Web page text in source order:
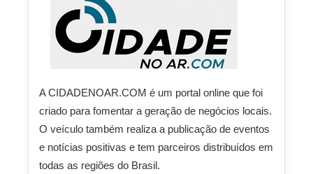
A CIDADENOAR.COM é um portal online que foi
criado para fomentar a geração de negócios locais.
O veículo também realiza a publicação de eventos
e notícias positivas e tem parceiros distribuídos em
todas as regiões do Brasil.